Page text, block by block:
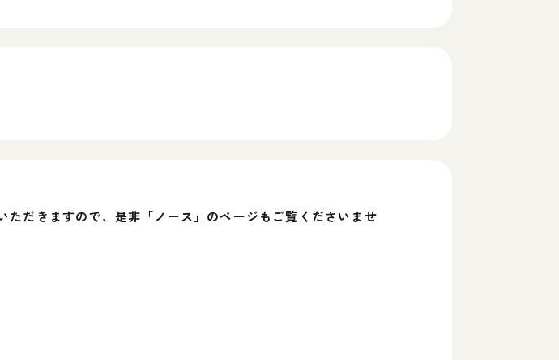
だきますので、是非「ノース」のページもご覧くださいませ